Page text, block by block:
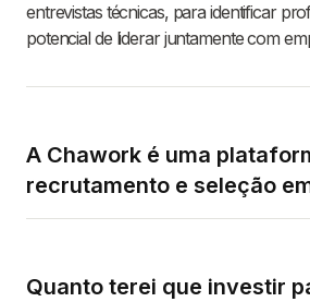
entrevistas técnicas, para identificar
potencial de liderar juntamente com
A Chawork é uma
recrutamento e seleção
Quanto terei que investir